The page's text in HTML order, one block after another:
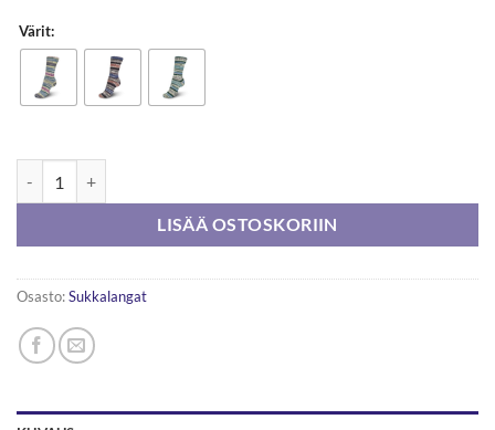
Värit:
LISÄÄ OSTOSKORIIN
Osasto:Sukkalangat